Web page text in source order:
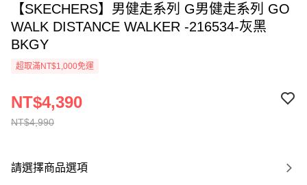
【SKECHERS】男健走系列 G男健走系列 GO
WALK DISTANCE WALKER -216534-灰黑
BKGY
超取滿NT$1,000免運
NT$4,990
NT$4,390
請選擇商品選項